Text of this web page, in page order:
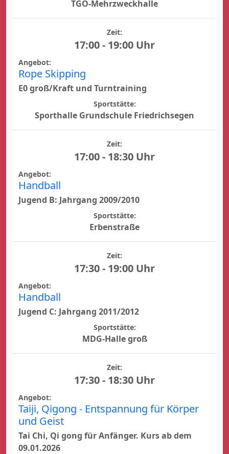
TGO-Mehrzweckhalle
Zeit:
17:00 - 19:00 Uhr
Angebot:
Rope Skipping
E0 groß/Kraft und Turntraining
Sportstätte:
Sporthalle Grundschule Friedrichsegen
Zeit:
17:00 - 18:30 Uhr
Angebot:
Handball
Jugend B: Jahrgang 2009/2010
Sportstätte:
Erbenstraße
Zeit:
17:30 - 19:00 Uhr
Angebot:
Handball
Jugend C: Jahrgang 2011/2012
Sportstätte:
MDG-Halle groß
Zeit:
17:30 - 18:30 Uhr
Angebot:
Taiji, Qigong - Entspannung für Körper
und Geist
Tai Chi, Qi gong für Anfänger. Kurs ab dem
09.01.2026